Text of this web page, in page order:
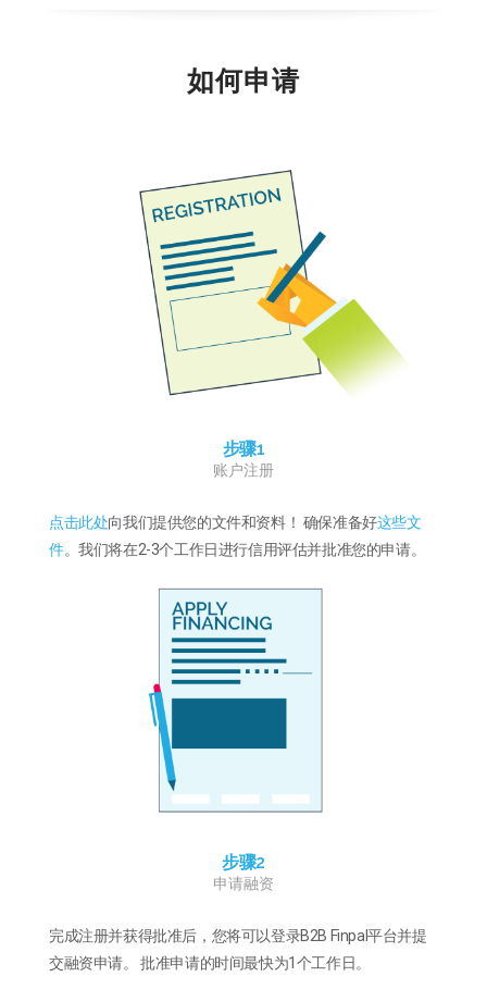
如何申请
步骤1
账户注册
点击此处向我们提供您的文件和资料！ 确保准备好这些文
件。我们将在2-3个工作日进行信用评估并批准您的申请。
步骤2
申请融资
完成注册并获得批准后，您将可以登录B2B Finpal平台并提
交融资申请。 批准申请的时间最快为1个工作日。